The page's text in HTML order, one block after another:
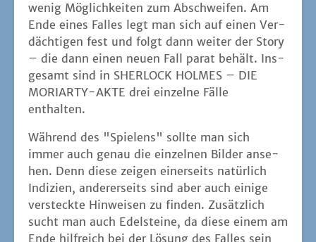
wenig Mög­lich­kei­ten zum Abschwei­fen. Am
Ende eines Fal­les legt man sich auf einen Ver­
däch­ti­gen fest und folgt dann wei­ter der Sto­ry
– die dann einen neu­en Fall parat behält. Ins­
ge­samt sind in SHERLOCK HOLMES – DIE
MORIARTY-AKTE drei ein­zel­ne Fäl­le
enthalten.
Wäh­rend des "Spie­lens" soll­te man sich
immer auch genau die ein­zel­nen Bil­der anse­
hen. Denn die­se zei­gen einer­seits natür­lich
Indi­zi­en, ande­rer­seits sind aber auch eini­ge
ver­steck­te Hin­wei­sen zu fin­den. Zusätz­lich
sucht man auch Edel­stei­ne, da die­se einem am
Ende hilf­reich bei der Lösung des Fal­les sein